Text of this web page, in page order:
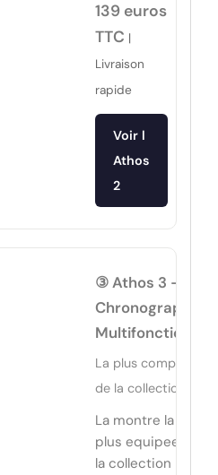
139 euros
TTC |
Livraison
rapide
Voir l
Athos
2
③ Athos 3 -
Chronographe
Multifonctions
La plus complete
de la collection
La montre la
plus equipee de
la collection